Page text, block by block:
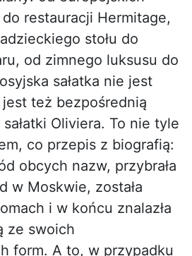
do restauracji Hermitage,
stołu do
od zimnego luksusu do
sałatka nie jest
też bezpośrednią
Oliviera. To nie tyle
co przepis z biografią:
obcych nazw, przybrała
w Moskwie, została
i w końcu znalazła
ze swoich
form. A to, w przypadku